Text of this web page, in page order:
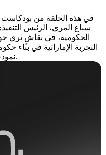
في هذه الحلقة من بودكاست
سباع المري، الرئيس
الحكومية، في نقاشٍ ثري
التجربة الإماراتية في
نموذجًا عالميًا في الإدارة والحوكمة.